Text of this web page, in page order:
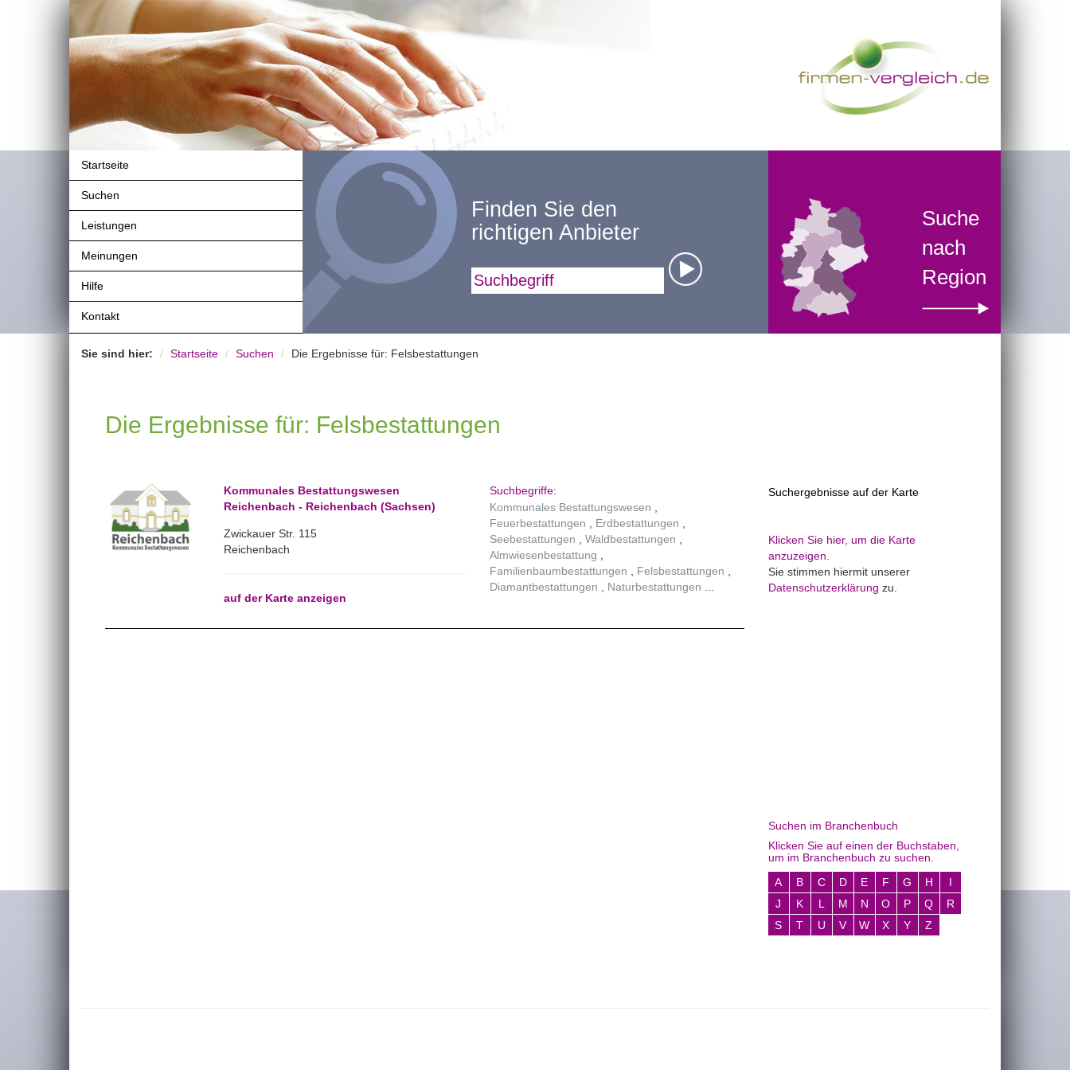
Startseite
Suchen
Leistungen
Meinungen
Hilfe
Kontakt
Finden Sie den
richtigen Anbieter
Suche
nach
Region
Sie sind hier: Startseite Suchen Die Ergebnisse für: Felsbestattungen
Die Ergebnisse für: Felsbestattungen
Kommunales Bestattungswesen
Reichenbach - Reichenbach (Sachsen)
Zwickauer Str. 115
Reichenbach
auf der Karte anzeigen
Suchbegriffe:
Kommunales Bestattungswesen
Feuerbestattungen
Erdbestattungen
Seebestattungen
Waldbestattungen
Almwiesenbestattung
Familienbaumbestattungen
Felsbestattungen
Diamantbestattungen
Naturbestattungen
Suchergebnisse auf der Karte
Klicken Sie hier, um die Karte
anzuzeigen.
Sie stimmen hiermit unserer
Datenschutzerklärung zu.
Suchen im Branchenbuch
Klicken Sie auf einen der Buchstaben,
um im Branchenbuch zu suchen.
A
B C D E F G H
I
J
K L M N O P Q
R
S
T U V W X Y Z